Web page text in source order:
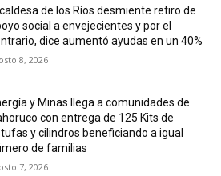
de los Ríos desmiente retiro de
social a envejecientes y por el
dice aumentó ayudas en un 40%
8, 2026
y Minas llega a comunidades de
con entrega de 125 Kits de
y cilindros beneficiando a igual
de familias
7, 2026